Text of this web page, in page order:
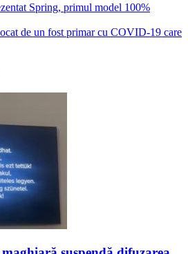
Spring, primul model 100%
de un fost primar cu COVID-19 care